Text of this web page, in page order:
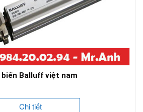
biến Balluff việt nam
Chi tiết